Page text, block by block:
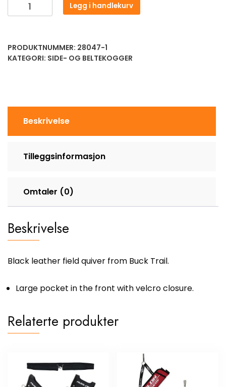
Legg i handlekurv
PRODUKTNUMMER: 28047-1
KATEGORI: SIDE- OG BELTEKOGGER
Beskrivelse
Tilleggsinformasjon
Omtaler (0)
Beskrivelse
Black leather field quiver from Buck Trail.
Large pocket in the front with velcro closure.
Relaterte produkter